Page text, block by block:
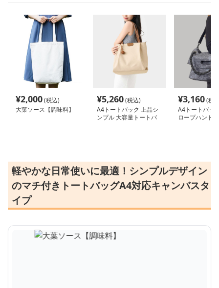
¥2,000(税込)
大葉ソース【調味料】
¥5,260(税込)
A4トートバック 上品シ
ンプル 大容量トートバ
¥3,160(税
A4トートバッ
ロープハンド
軽やかな日常使いに最適！シンプルデザイン
のマチ付きトートバッグA4対応キャンバスタ
イプ